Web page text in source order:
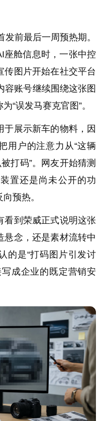
发前最后一周预热期。
座舱信息时，一张中控
传图片开始在社交平台
容账号继续围绕这张图
“误发马赛克官图”。
于展示新车的物料，因
用户的注意力从“这辆
打码”。网友开始猜测
置还是尚未公开的功
预热。
看到荣威正式说明这张
悬念，还是素材流转中
的是“打码图片引发讨
成企业的既定营销安